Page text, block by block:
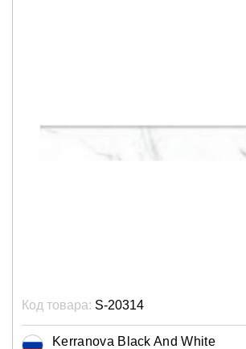
Код товара: S-20314
Kerranova Black And White